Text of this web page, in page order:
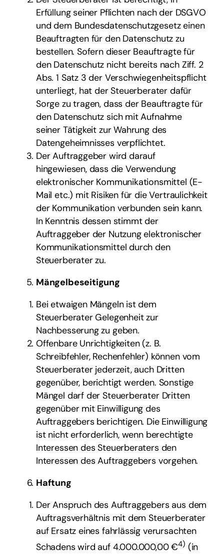
Erfüllung seiner Pflichten nach der DSGVO
und dem Bundesdatenschutzgesetz einen
Beauftragten für den Datenschutz zu
bestellen. Sofern dieser Beauftragte für
den Datenschutz nicht bereits nach Ziff. 2
Abs. 1 Satz 3 der Verschwiegenheitspflicht
unterliegt, hat der Steuerberater dafür
Sorge zu tragen, dass der Beauftragte für
den Datenschutz sich mit Aufnahme
seiner Tätigkeit zur Wahrung des
Datengeheimnisses verpflichtet.
Der Auftraggeber wird darauf
hingewiesen, dass die Verwendung
elektronischer Kommunikationsmittel (E-
Mail etc.) mit Risiken für die Vertraulichkeit
der Kommunikation verbunden sein kann.
In Kenntnis dessen stimmt der
Auftraggeber der Nutzung elektronischer
Kommunikationsmittel durch den
Steuerberater zu.
Mängelbeseitigung
Bei etwaigen Mängeln ist dem
Steuerberater Gelegenheit zur
Nachbesserung zu geben.
Offenbare Unrichtigkeiten (z. B.
Schreibfehler, Rechenfehler) können vom
Steuerberater jederzeit, auch Dritten
gegenüber, berichtigt werden. Sonstige
Mängel darf der Steuerberater Dritten
gegenüber mit Einwilligung des
Auftraggebers berichtigen. Die Einwilligung
ist nicht erforderlich, wenn berechtigte
Interessen des Steuerberaters den
Interessen des Auftraggebers vorgehen.
Haftung
Der Anspruch des Auftraggebers aus dem
Auftragsverhältnis mit dem Steuerberater
auf Ersatz eines fahrlässig verursachten
Schadens wird auf 4.000.000,00 €4) (in